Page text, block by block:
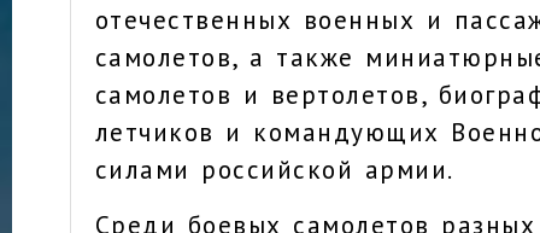
отечественных военных и
самолетов, а также
самолетов и вертолетов,
летчиков и командующих
силами российской армии.
Среди боевых самолетов